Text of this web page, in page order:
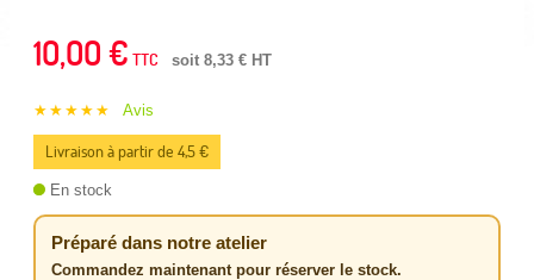
10,00 € TTC soit 8,33 € HT
★★★★★ Avis
Livraison à partir de 4,5 €
En stock
Préparé dans notre atelier
Commandez maintenant pour réserver le stock.